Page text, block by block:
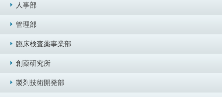
人事部
管理部
臨床検査薬事業部
創薬研究所
製剤技術開発部